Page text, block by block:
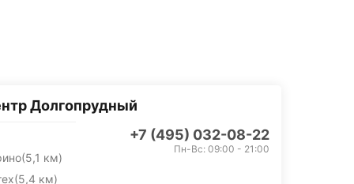
Долгопрудный
+7 (495) 032-08-22
(5,1 км)
(5,4 км)
Пн-Вс: 09:00 - 21:00